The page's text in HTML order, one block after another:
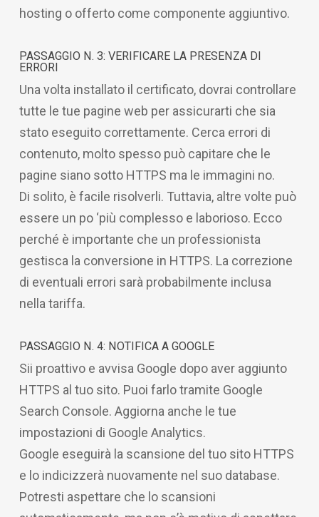
hosting o offerto come componente aggiuntivo.
PASSAGGIO N. 3: VERIFICARE LA PRESENZA DI
ERRORI
Una volta installato il certificato, dovrai controllare
tutte le tue pagine web per assicurarti che sia
stato eseguito correttamente. Cerca errori di
contenuto, molto spesso può capitare che le
pagine siano sotto HTTPS ma le immagini no.
Di solito, è facile risolverli. Tuttavia, altre volte può
essere un po ‘più complesso e laborioso. Ecco
perché è importante che un professionista
gestisca la conversione in HTTPS. La correzione
di eventuali errori sarà probabilmente inclusa
nella tariffa.
PASSAGGIO N. 4: NOTIFICA A GOOGLE
Sii proattivo e avvisa Google dopo aver aggiunto
HTTPS al tuo sito. Puoi farlo tramite Google
Search Console. Aggiorna anche le tue
impostazioni di Google Analytics.
Google eseguirà la scansione del tuo sito HTTPS
e lo indicizzerà nuovamente nel suo database.
Potresti aspettare che lo scansioni